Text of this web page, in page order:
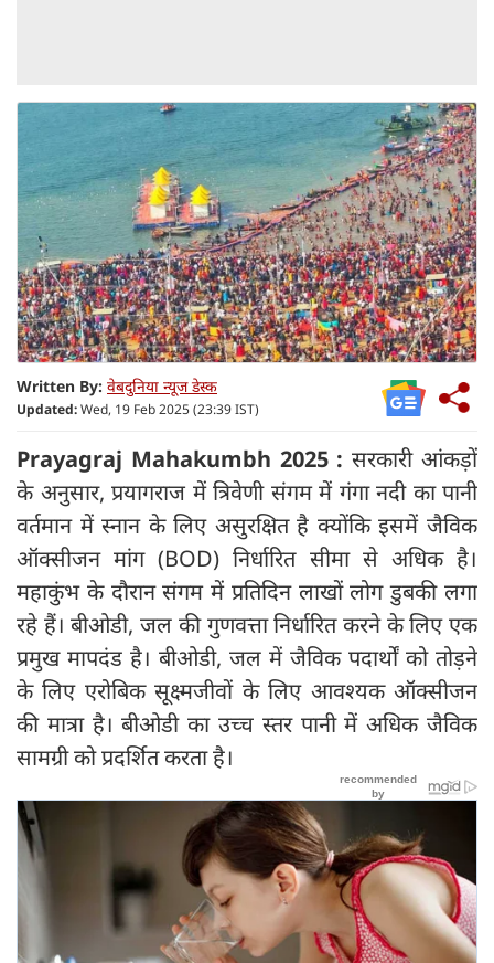
Written By: वेबदुनिया न्यूज डेस्क
Updated:Wed, 19 Feb 2025 (23:39 IST)
Prayagraj Mahakumbh 2025 :सरकारी आंकड़ों
के अनुसार, प्रयागराज में त्रिवेणी संगम में गंगा नदी का पानी
वर्तमान में स्नान के लिए असुरक्षित है क्योंकि इसमें जैविक
ऑक्सीजन मांग (BOD) निर्धारित सीमा से अधिक है।
महाकुंभ के दौरान संगम में प्रतिदिन लाखों लोग डुबकी लगा
रहे हैं। बीओडी, जल की गुणवत्ता निर्धारित करने के लिए एक
प्रमुख मापदंड है। बीओडी, जल में जैविक पदार्थों को तोड़ने
के लिए एरोबिक सूक्ष्मजीवों के लिए आवश्यक ऑक्सीजन
की मात्रा है। बीओडी का उच्च स्तर पानी में अधिक जैविक
सामग्री को प्रदर्शित करता है।